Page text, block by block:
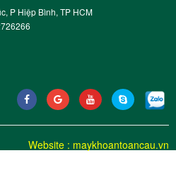
P Hiệp Bình, TP HCM
- 028.62726266
Website : maykhoantoancau.vn